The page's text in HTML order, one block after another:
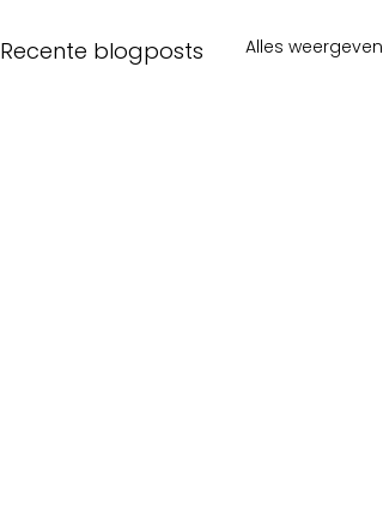
Recente blogposts Alles weergeven